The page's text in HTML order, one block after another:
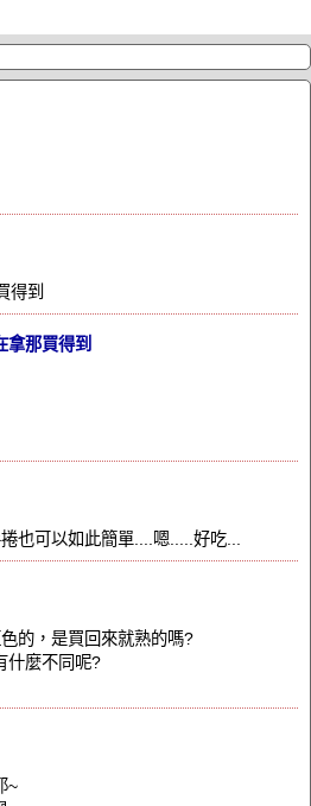
得到
拿那買得到
也可以如此簡單....嗯.....好吃...
的，是買回來就熟的嗎?
什麼不同呢?
~